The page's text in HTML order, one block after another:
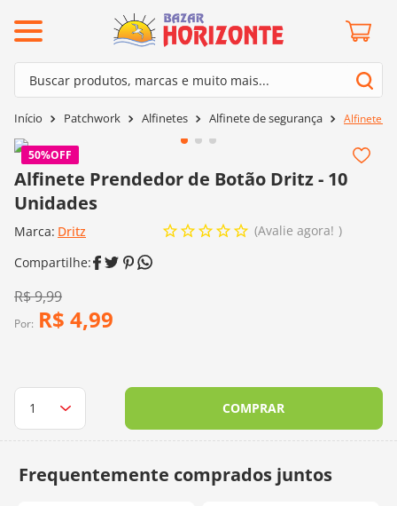
Buscar produtos, marcas e muito mais...
Patchwork Alfinetes Alfinete de segurança Alfinete
50%OFF
Alfinete Prendedor de Botão Dritz - 10
Unidades
Marca: Dritz Avalie agora!
R$9,99
Por: R$ 4,99
COMPRAR
Termos mais buscados
2º mollet
3º kit amigurumi
4º agulha crochê
5º fio amigurumi
6º
º lã cisne
9º charme
10
mais buscados
barroco
mollet
kit amigurumi
agulha crochê
fio amigurumi
batik